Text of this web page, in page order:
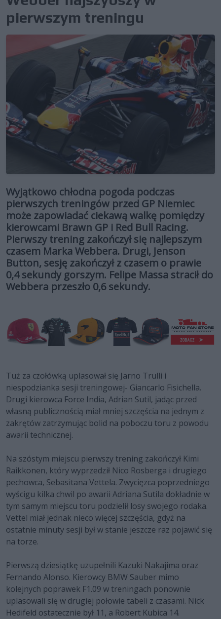
pierwszym treningu
Wyjątkowo chłodna pogoda podczas
pierwszych treningów przed GP Niemiec
może zapowiadać ciekawą walkę pomiędzy
kierowcami Brawn GP i Red Bull Racing.
Pierwszy trening zakończył się najlepszym
czasem Marka Webbera. Drugi, Jenson
Button, sesję zakończył z czasem o prawie
0,4 sekundy gorszym. Felipe Massa stracił do
Webbera przeszło 0,6 sekundy.
Tuż za czołówką uplasował się Jarno Trulli i
niespodzianka sesji treningowej- Giancarlo Fisichella.
Drugi kierowca Force India, Adrian Sutil, jadąc przed
własną publicznością miał mniej szczęścia na jednym z
zakrętów zatrzymując bolid na poboczu toru z powodu
awarii technicznej.
Na szóstym miejscu pierwszy trening zakończył Kimi
Raikkonen, który wyprzedził Nico Rosberga i drugiego
pechowca, Sebasitana Vettela. Zwycięzca poprzedniego
wyścigu kilka chwil po awarii Adriana Sutila dokładnie w
tym samym miejscu toru podzielił losy swojego rodaka.
Vettel miał jednak nieco więcej szczęścia, gdyż na
ostatnie minuty sesji był w stanie jeszcze raz pojawić się
na torze.
Pierwszą dziesiątkę uzupełnili Kazuki Nakajima oraz
Fernando Alonso. Kierowcy BMW Sauber mimo
kolejnych poprawek F1.09 w treningach ponownie
uplasowali się w drugiej połowie tabeli z czasami. Nick
Hedifeld ostatecznie był 11, a Robert Kubica 14.